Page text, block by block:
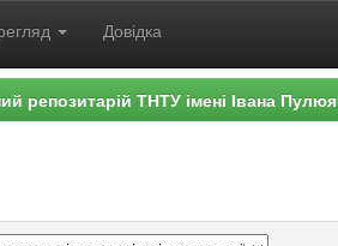
Довідка
репозитарій ТНТУ імені Івана Пулюя